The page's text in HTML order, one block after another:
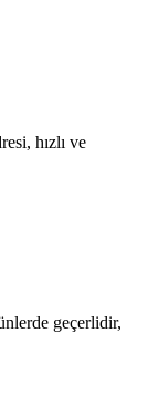
hızlı ve
geçerlidir,